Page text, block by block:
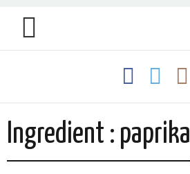
Ingredient : paprika